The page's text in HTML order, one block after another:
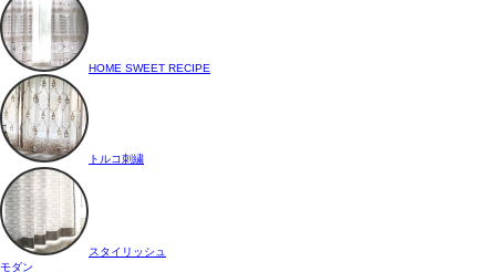
HOME SWEET RECIPE
トルコ刺繍
スタイリッシュ
モダン